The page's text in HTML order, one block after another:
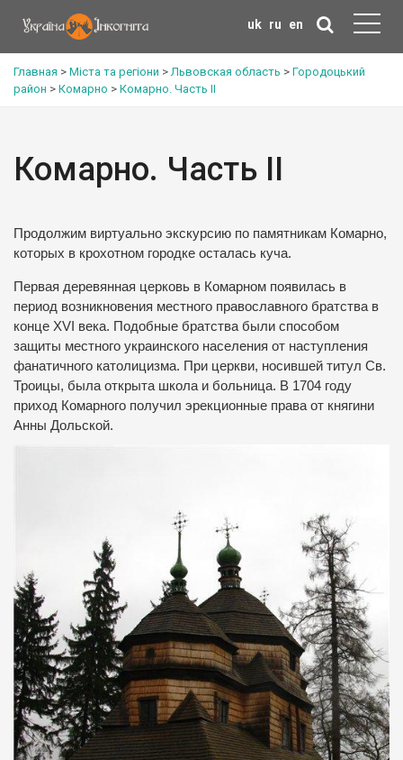
uk ru en
Главная > Міста та регіони >Львовская область > Городоцький
район > Комарно > Комарно. Часть ІІ
Комарно. Часть ІІ
Продолжим виртуально экскурсию по памятникам Комарно,
которых в крохотном городке осталась куча.
Первая деревянная церковь в Комарном появилась в
период возникновения местного православного братства в
конце XVI века. Подобные братства были способом
защиты местного украинского населения от наступления
фанатичного католицизма. При церкви, носившей титул Св.
Троицы, была открыта школа и больница. В 1704 году
приход Комарного получил эрекционные права от княгини
Анны Дольской.